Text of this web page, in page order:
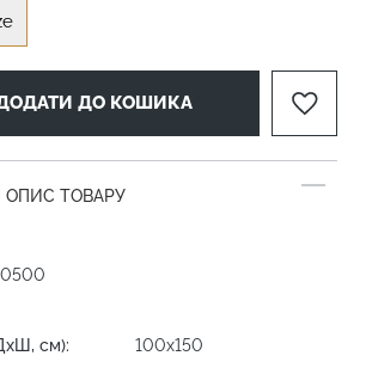
ДО КОШИКА
ОПИС ТОВАРУ
см):
100х150